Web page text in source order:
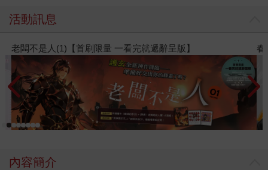
活動訊息
辭呈版】 春光ｘ奇幻基地｜全書系展
內容簡介